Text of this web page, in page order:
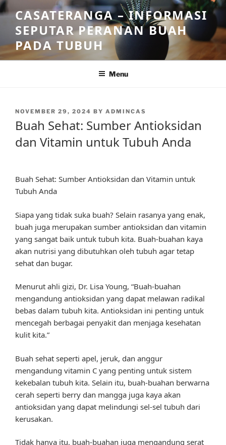
Skip
to
content
CASATERANGA – INFORMASI
SEPUTAR PERANAN BUAH
PADA TUBUH
Menu
POSTED
NOVEMBER 29, 2024 BY ADMINCAS
Buah Sehat: Sumber Antioksidan
dan Vitamin untuk Tubuh Anda
Buah Sehat: Sumber Antioksidan dan Vitamin untuk
Tubuh Anda
Siapa yang tidak suka buah? Selain rasanya yang enak,
buah juga merupakan sumber antioksidan dan vitamin
yang sangat baik untuk tubuh kita. Buah-buahan kaya
akan nutrisi yang dibutuhkan oleh tubuh agar tetap
sehat dan bugar.
Menurut ahli gizi, Dr. Lisa Young, “Buah-buahan
mengandung antioksidan yang dapat melawan radikal
bebas dalam tubuh kita. Antioksidan ini penting untuk
mencegah berbagai penyakit dan menjaga kesehatan
kulit kita.”
Buah sehat seperti apel, jeruk, dan anggur
mengandung vitamin C yang penting untuk sistem
kekebalan tubuh kita. Selain itu, buah-buahan berwarna
cerah seperti berry dan mangga juga kaya akan
antioksidan yang dapat melindungi sel-sel tubuh dari
kerusakan.
Tidak hanya itu, buah-buahan juga mengandung serat